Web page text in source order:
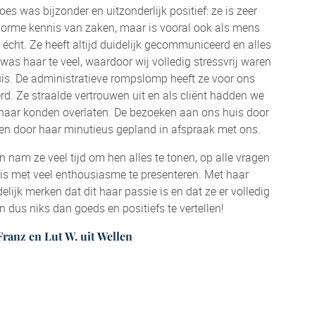
was bijzonder en uitzonderlijk positief: ze is zeer
kennis van zaken, maar is vooral ook als mens
Ze heeft altijd duidelijk gecommuniceerd en alles
haar te veel, waardoor wij volledig stressvrij waren
De administratieve rompslomp heeft ze voor ons
Ze straalde vertrouwen uit en als cliënt hadden we
konden overlaten. De bezoeken aan ons huis door
door haar minutieus gepland in afspraak met ons.
nam ze veel tijd om hen alles te tonen, op alle vragen
met veel enthousiasme te presenteren. Met haar
merken dat dit haar passie is en dat ze er volledig
dus niks dan goeds en positiefs te vertellen!
en Lut W. uit Wellen